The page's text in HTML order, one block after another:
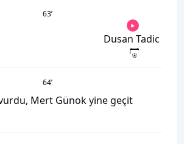
63’
Dusan Tadic
64’
Mert Günok yine geçit